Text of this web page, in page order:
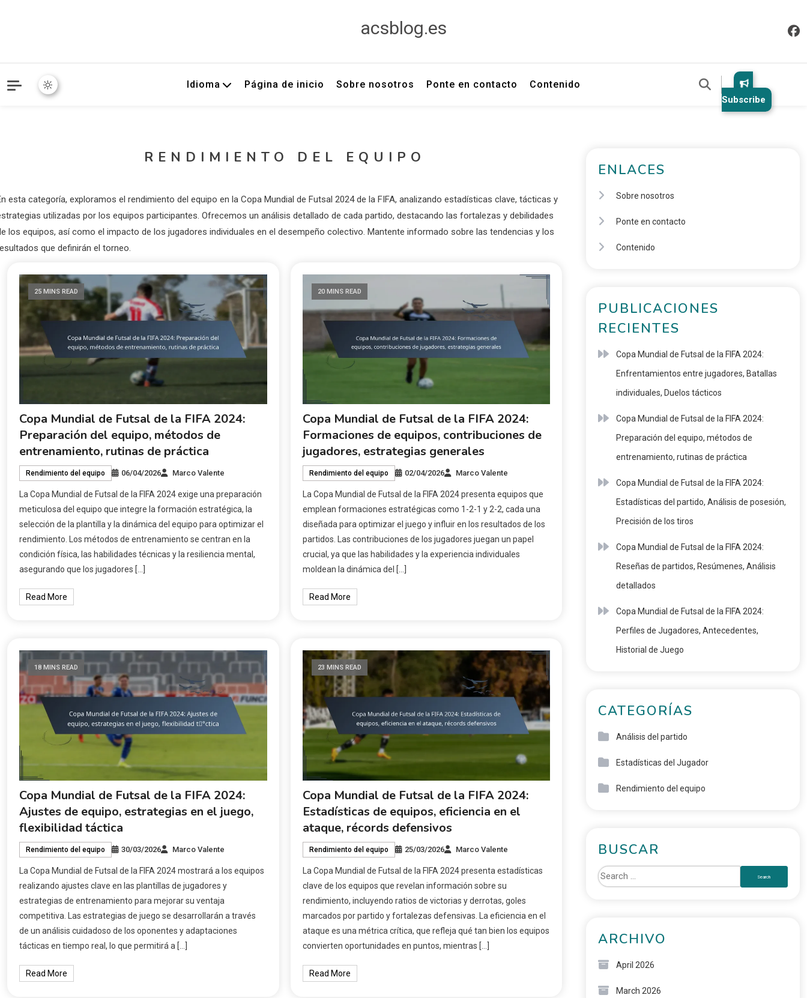
acsblog.es
Idioma Página de inicio Sobre nosotros Ponte en contacto Contenido
Subscribe
RENDIMIENTO DEL EQUIPO
esta categoría, exploramos el rendimiento del equipo en la Copa Mundial de Futsal 2024 de la FIFA, analizando estadísticas clave, tácticas y
utilizadas por los equipos participantes. Ofrecemos un análisis detallado de cada partido, destacando las fortalezas y debilidades
los equipos, así como el impacto de los jugadores individuales en el desempeño colectivo. Mantente informado sobre las tendencias y los
que definirán el torneo.
25 MINS READ
Copa Mundial de Futsal de la FIFA 2024:
Preparación del equipo, métodos de
entrenamiento, rutinas de práctica
Rendimiento del equipo 06/04/2026 Marco Valente
La Copa Mundial de Futsal de la FIFA 2024 exige una preparación
meticulosa del equipo que integre la formación estratégica, la
selección de la plantilla y la dinámica del equipo para optimizar el
rendimiento. Los métodos de entrenamiento se centran en la
condición física, las habilidades técnicas y la resiliencia mental,
asegurando que los jugadores […]
Read More
20 MINS READ
Copa Mundial de Futsal de la FIFA 2024:
Formaciones de equipos, contribuciones de
jugadores, estrategias generales
Rendimiento del equipo 02/04/2026 Marco Valente
La Copa Mundial de Futsal de la FIFA 2024 presenta equipos que
emplean formaciones estratégicas como 1-2-1 y 2-2, cada una
diseñada para optimizar el juego y influir en los resultados de los
partidos. Las contribuciones de los jugadores juegan un papel
crucial, ya que las habilidades y la experiencia individuales
moldean la dinámica del […]
Read More
18 MINS READ
Copa Mundial de Futsal de la FIFA 2024:
Ajustes de equipo, estrategias en el juego,
flexibilidad táctica
Rendimiento del equipo 30/03/2026 Marco Valente
La Copa Mundial de Futsal de la FIFA 2024 mostrará a los equipos
realizando ajustes clave en las plantillas de jugadores y
estrategias de entrenamiento para mejorar su ventaja
competitiva. Las estrategias de juego se desarrollarán a través
de un análisis cuidadoso de los oponentes y adaptaciones
tácticas en tiempo real, lo que permitirá a […]
Read More
23 MINS READ
Copa Mundial de Futsal de la FIFA 2024:
Estadísticas de equipos, eficiencia en el
ataque, récords defensivos
Rendimiento del equipo 25/03/2026 Marco Valente
La Copa Mundial de Futsal de la FIFA 2024 presenta estadísticas
clave de los equipos que revelan información sobre su
rendimiento, incluyendo ratios de victorias y derrotas, goles
marcados por partido y fortalezas defensivas. La eficiencia en el
ataque es una métrica crítica, que refleja qué tan bien los equipos
convierten oportunidades en puntos, mientras […]
Read More
ENLACES
Sobre nosotros
Ponte en contacto
Contenido
PUBLICACIONES
RECIENTES
Copa Mundial de Futsal de la FIFA 2024:
Enfrentamientos entre jugadores, Batallas
individuales, Duelos tácticos
Copa Mundial de Futsal de la FIFA 2024:
Preparación del equipo, métodos de
entrenamiento, rutinas de práctica
Copa Mundial de Futsal de la FIFA 2024:
Estadísticas del partido, Análisis de posesión,
Precisión de los tiros
Copa Mundial de Futsal de la FIFA 2024:
Reseñas de partidos, Resúmenes, Análisis
detallados
Copa Mundial de Futsal de la FIFA 2024:
Perfiles de Jugadores, Antecedentes,
Historial de Juego
CATEGORÍAS
Análisis del partido
Estadísticas del Jugador
Rendimiento del equipo
BUSCAR
ARCHIVO
April 2026
March 2026